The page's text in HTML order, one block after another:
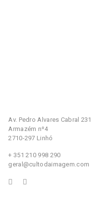
Av. Pedro Alvares Cabral 231
Armazém nº4
2710-297 Linhó
+ 351 210 998 290
geral@cultodaimagem.com